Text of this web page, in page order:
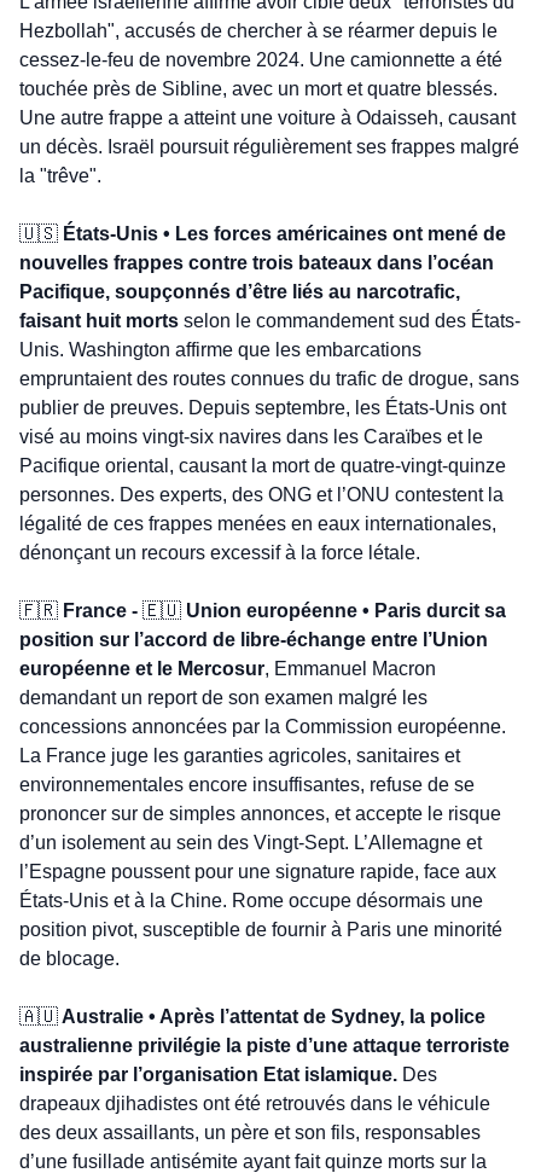
Hezbollah", accusés de chercher à se réarmer depuis le
cessez-le-feu de novembre 2024. Une camionnette a été
touchée près de Sibline, avec un mort et quatre blessés.
Une autre frappe a atteint une voiture à Odaisseh, causant
un décès. Israël poursuit régulièrement ses frappes malgré
la "trêve".
🇺🇸 États-Unis • Les forces américaines ont mené de
nouvelles frappes contre trois bateaux dans l’océan
Pacifique, soupçonnés d’être liés au narcotrafic,
faisant huit morts selon le commandement sud des États-
Unis. Washington affirme que les embarcations
empruntaient des routes connues du trafic de drogue, sans
publier de preuves. Depuis septembre, les États-Unis ont
visé au moins vingt-six navires dans les Caraïbes et le
Pacifique oriental, causant la mort de quatre-vingt-quinze
personnes. Des experts, des ONG et l’ONU contestent la
légalité de ces frappes menées en eaux internationales,
dénonçant un recours excessif à la force létale.
🇫🇷 France - 🇪🇺 Union européenne • Paris durcit sa
position sur l’accord de libre-échange entre l’Union
européenne et le Mercosur, Emmanuel Macron
demandant un report de son examen malgré les
concessions annoncées par la Commission européenne.
La France juge les garanties agricoles, sanitaires et
environnementales encore insuffisantes, refuse de se
prononcer sur de simples annonces, et accepte le risque
d’un isolement au sein des Vingt-Sept. L’Allemagne et
l’Espagne poussent pour une signature rapide, face aux
États-Unis et à la Chine. Rome occupe désormais une
position pivot, susceptible de fournir à Paris une minorité
de blocage.
🇦🇺 Australie • Après l’attentat de Sydney, la police
australienne privilégie la piste d’une attaque terroriste
inspirée par l’organisation Etat islamique. Des
drapeaux djihadistes ont été retrouvés dans le véhicule
des deux assaillants, un père et son fils, responsables
d’une fusillade antisémite ayant fait quinze morts sur la